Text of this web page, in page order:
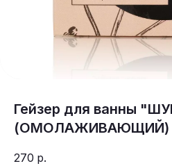
Гейзер для ванны
(ОМОЛАЖИВАЮЩИЙ)
270 р.